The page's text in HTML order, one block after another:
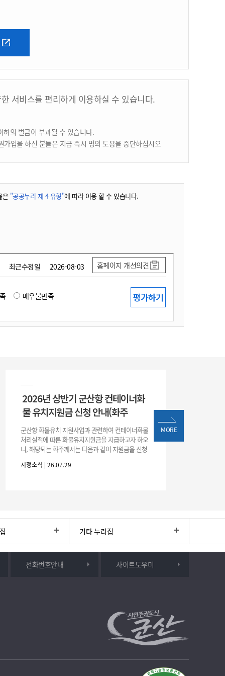
서비스를 편리하게 이용하실 수 있습니다.
의 벌금이 부과될 수 있습니다.
입을 하신 분들은 지금 즉시 명의 도용을 중단하십시오
은 "공공누리 제 4 유형"에 따라 이용 할 수 있습니다.
최근수정일 2026-08-03 홈페이지 개선의견
매우불만족
2026년 상반기 군산항 컨테이너화
물 유치지원금 신청 안내(화주
군산항 화물유치 지원사업과 관련하여 컨테이너화물
처리실적에 따른 화물유치지원금을 지급하고자 하오
니, 해당되는 화주께서는 다음과 같이 지원금을 신청
(6개월
시정소식 | 26.07.29
MORE
기타 누리집
전화번호안내 사이트도우미